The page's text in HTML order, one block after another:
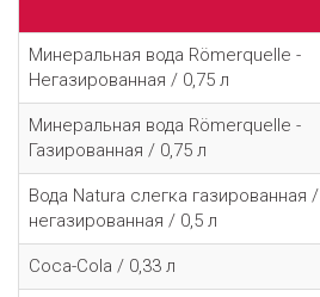
Минеральная вода Römerquelle -
Негазированная / 0,75 л
Минеральная вода Römerquelle -
Газированная / 0,75 л
Вода Natura слегка газированная /
негазированная / 0,5 л
Coca-Cola / 0,33 л